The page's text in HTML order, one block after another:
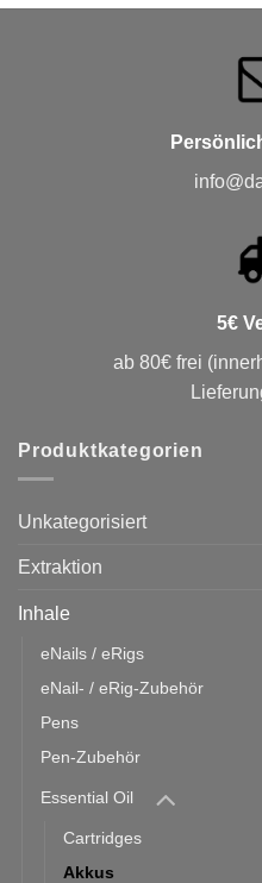
5€
ab 80€ frei
Produktkategorien
Unkategorisiert
Extraktion
Inhale
eNails / eRigs
eNail- / eRig-Zubehör
Pens
Pen-Zubehör
Essential Oil
Cartridges
Akkus